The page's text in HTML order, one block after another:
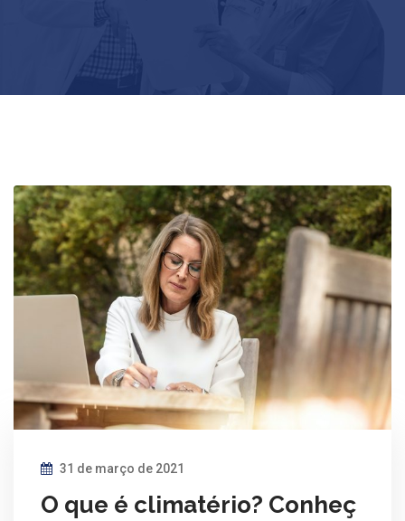
31 de março de 2021
O que é climatério? Conheç